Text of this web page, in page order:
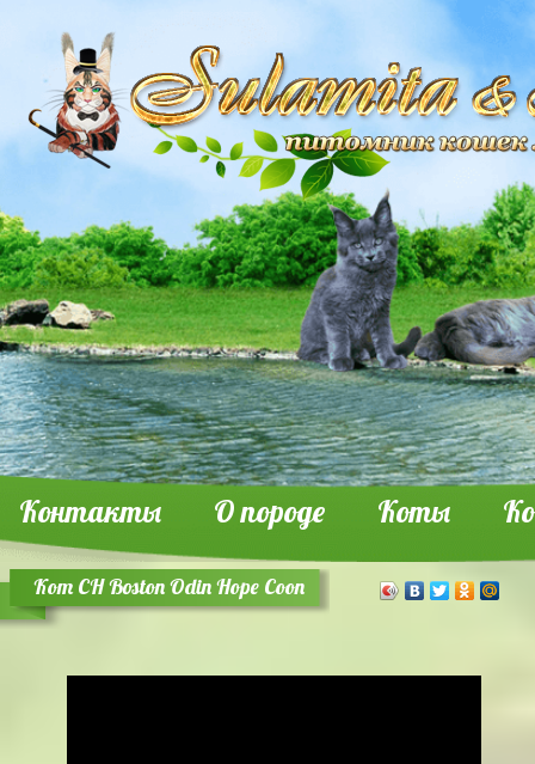
Контакты О породе Коты
Кот СH Boston Odin Hope Coon